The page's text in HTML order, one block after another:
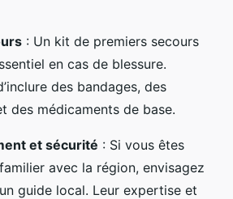
: Un kit de premiers secours
en cas de blessure.
des bandages, des
des médicaments de base.
et sécurité : Si vous êtes
avec la région, envisagez
guide local. Leur expertise et